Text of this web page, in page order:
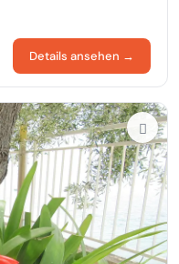
Details ansehen →